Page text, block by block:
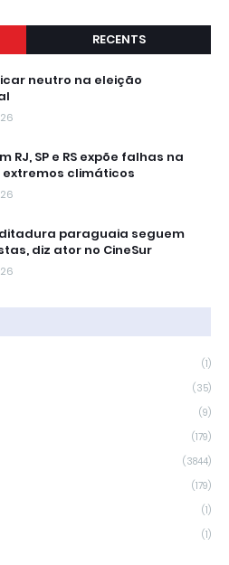
RECENTS
neutro na eleição
RJ, SP e RS expõe falhas na
climáticos
paraguaia seguem
diz ator no CineSur
(1)
(35)
(9)
(179)
(3844)
(179)
(1)
(1)